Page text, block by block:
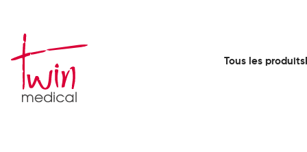
Tous les produits